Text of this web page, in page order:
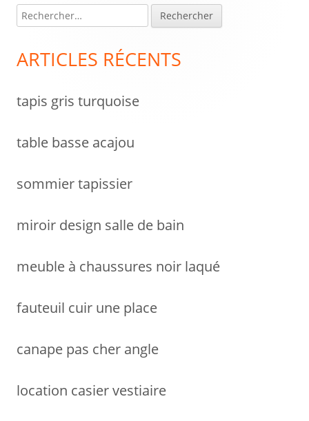
Colonne
latérale
e
h
r
e
ARTICLES RÉCENTS
tapis gris turquoise
table basse acajou
sommier tapissier
miroir design salle de bain
meuble à chaussures noir laqué
fauteuil cuir une place
canape pas cher angle
location casier vestiaire